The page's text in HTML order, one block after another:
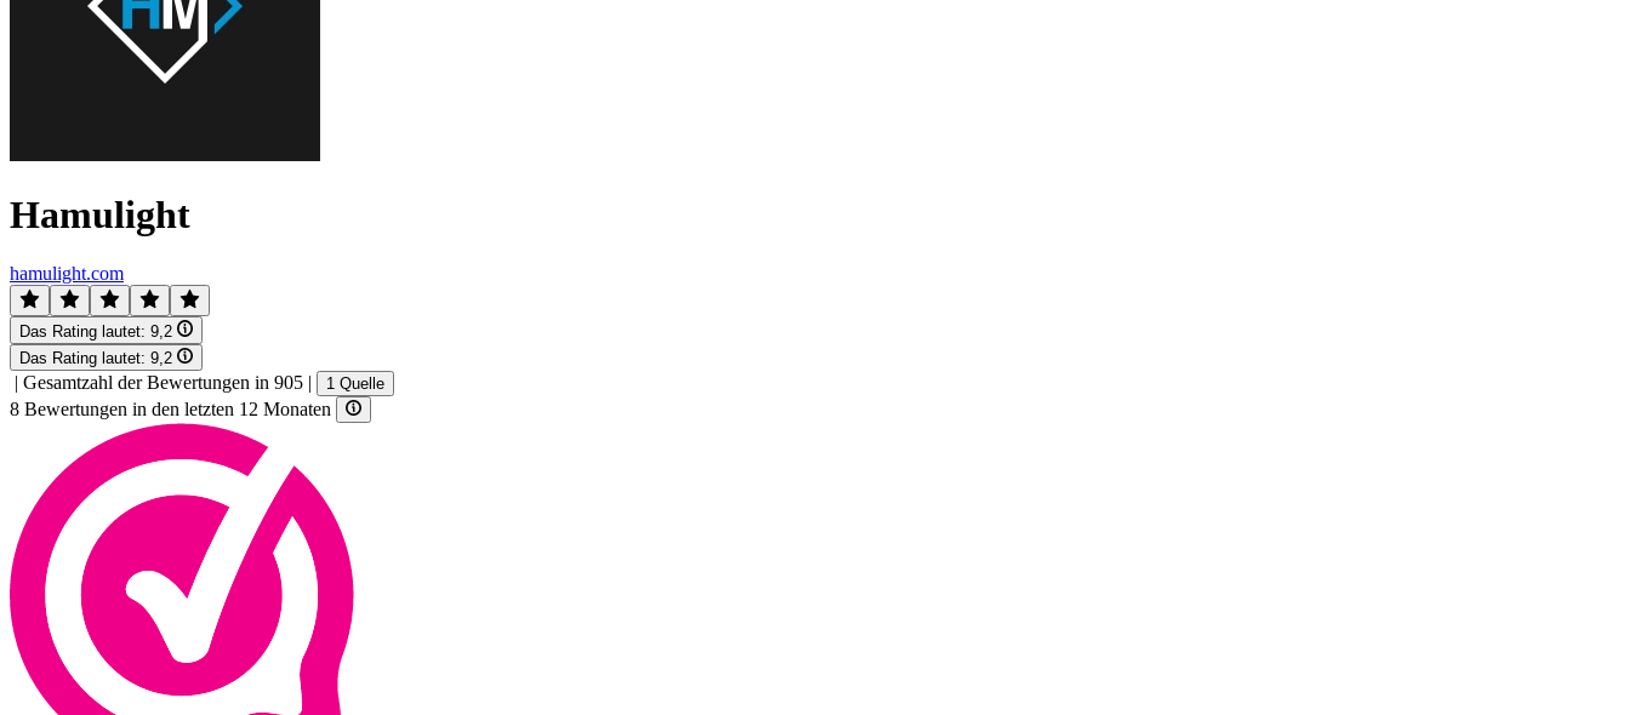
Hamulight
hamulight.com
Das Rating lautet: 9,2
Das Rating lautet: 9,2
| Gesamtzahl der Bewertungen in 905 | 1 Quelle
8 Bewertungen in den letzten 12 Monaten